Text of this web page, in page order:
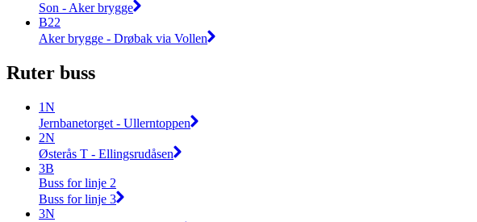
Son - Aker brygge
B22
Aker brygge - Drøbak via Vollen
Ruter buss
1N
Jernbanetorget - Ullerntoppen
2N
Østerås T - Ellingsrudåsen
3B
Buss for linje 2
Buss for linje 3
3N